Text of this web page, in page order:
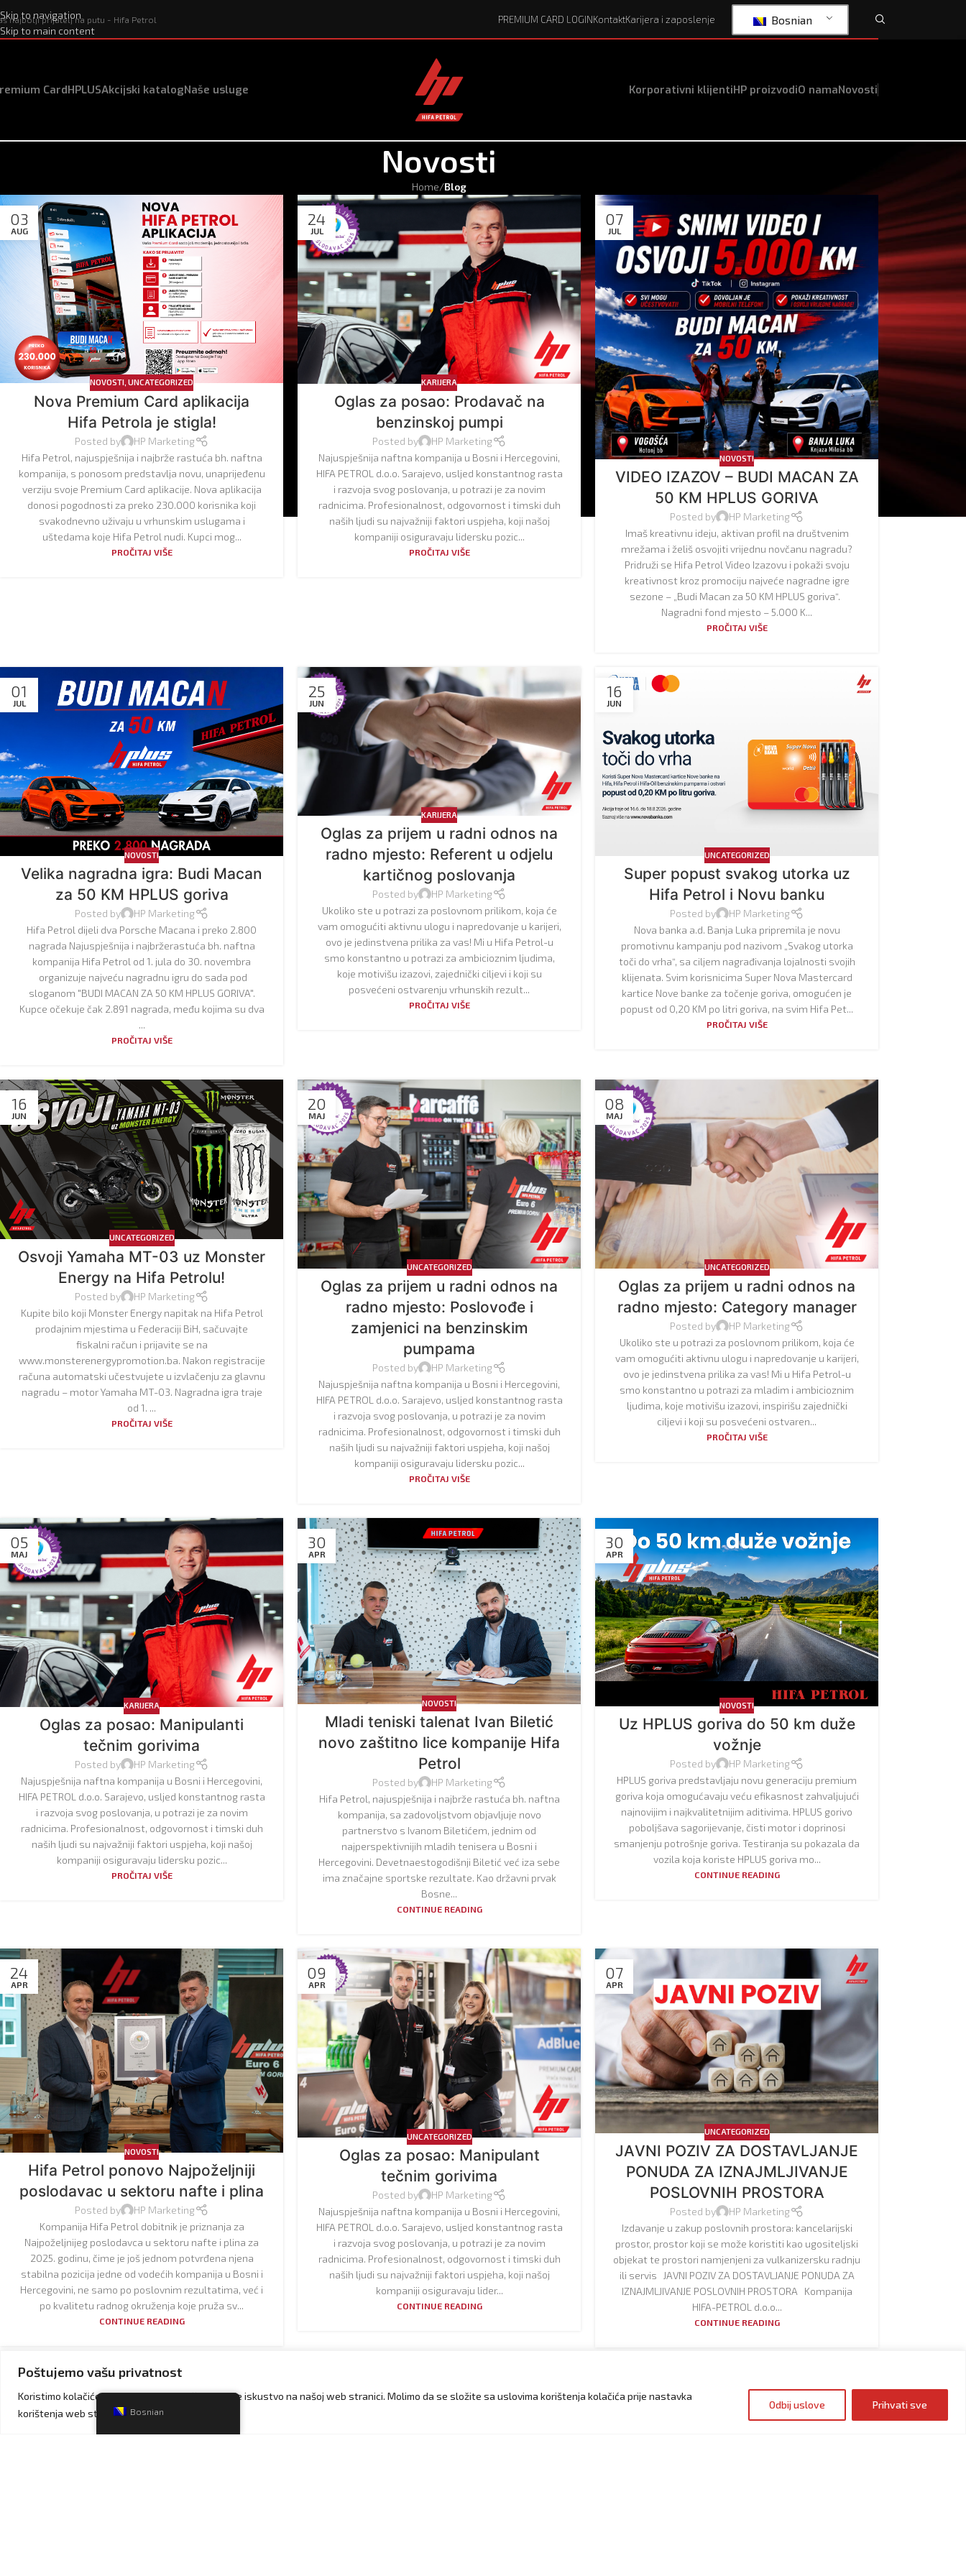
Poštujemo vašu privatnost
Koristimo kolačiće kako bismo vam pružili najbolje iskustvo na našoj web stranici. Molimo da se složite sa uslovima korištenja kolačića prije nastavka
korištenja web stranice.
Odbij uslove Prihvati sve
Skip to navigation
Skip to main content
najbolji prijatelj na putu - Hifa Petrol PREMIUM CARD LOGINKontaktKarijera i zaposlenje Bosnian
CardHPLUSAkcijski katalogNaše usluge Korporativni klijentiHP proizvodiO namaNovosti
Novosti
Home/Blog
03
AUG
NOVOSTI UNCATEGORIZED
Nova Premium Card aplikacija
Hifa Petrola je stigla!
Posted by
HP Marketing
Hifa Petrol, najuspješnija i najbrže rastuća bh. naftna
kompanija, s ponosom predstavlja novu, unaprijeđenu
verziju svoje Premium Card aplikacije. Nova aplikacija
donosi pogodnosti za preko 230.000 korisnika koji
svakodnevno uživaju u vrhunskim uslugama i
uštedama koje Hifa Petrol nudi. Kupci mog...
PROČITAJ VIŠE
24
JUL
KARIJERA
Oglas za posao: Prodavač na
benzinskoj pumpi
Posted by
HP Marketing
Najuspješnija naftna kompanija u Bosni i Hercegovini,
HIFA PETROL d.o.o. Sarajevo, usljed konstantnog rasta
i razvoja svog poslovanja, u potrazi je za novim
radnicima. Profesionalnost, odgovornost i timski duh
naših ljudi su najvažniji faktori uspjeha, koji našoj
kompaniji osiguravaju lidersku pozic...
PROČITAJ VIŠE
07
JUL
NOVOSTI
VIDEO IZAZOV – BUDI MACAN ZA
50 KM HPLUS GORIVA
Posted by
HP Marketing
Imaš kreativnu ideju, aktivan profil na društvenim
mrežama i želiš osvojiti vrijednu novčanu nagradu?
Pridruži se Hifa Petrol Video Izazovu i pokaži svoju
kreativnost kroz promociju najveće nagradne igre
sezone – „Budi Macan za 50 KM HPLUS goriva“.
Nagradni fond mjesto – 5.000 K...
PROČITAJ VIŠE
01
JUL
NOVOSTI
Velika nagradna igra: Budi Macan
za 50 KM HPLUS goriva
Posted by
HP Marketing
Hifa Petrol dijeli dva Porsche Macana i preko 2.800
nagrada Najuspješnija i najbržerastuća bh. naftna
kompanija Hifa Petrol od 1. jula do 30. novembra
organizuje najveću nagradnu igru do sada pod
sloganom "BUDI MACAN ZA 50 KM HPLUS GORIVA".
Kupce očekuje čak 2.891 nagrada, među kojima su dva
...
PROČITAJ VIŠE
25
JUN
KARIJERA
Oglas za prijem u radni odnos na
radno mjesto: Referent u odjelu
kartičnog poslovanja
Posted by
HP Marketing
Ukoliko ste u potrazi za poslovnom prilikom, koja će
vam omogućiti aktivnu ulogu i napredovanje u karijeri,
ovo je jedinstvena prilika za vas! Mi u Hifa Petrol-u
smo konstantno u potrazi za ambicioznim ljudima,
koje motivišu izazovi, zajednički ciljevi i koji su
posvećeni ostvarenju vrhunskih rezult...
PROČITAJ VIŠE
16
JUN
UNCATEGORIZED
Super popust svakog utorka uz
Hifa Petrol i Novu banku
Posted by
HP Marketing
Nova banka a.d. Banja Luka pripremila je novu
promotivnu kampanju pod nazivom „Svakog utorka
toči do vrha“, sa ciljem nagrađivanja lojalnosti svojih
klijenata. Svim korisnicima Super Nova Mastercard
kartice Nove banke za točenje goriva, omogućen je
popust od 0,20 KM po litri goriva, na svim Hifa Pet...
PROČITAJ VIŠE
16
JUN
UNCATEGORIZED
Osvoji Yamaha MT-03 uz Monster
Energy na Hifa Petrolu!
Posted by
HP Marketing
Kupite bilo koji Monster Energy napitak na Hifa Petrol
prodajnim mjestima u Federaciji BiH, sačuvajte
fiskalni račun i prijavite se na
www.monsterenergypromotion.ba. Nakon registracije
računa automatski učestvujete u izvlačenju za glavnu
nagradu – motor Yamaha MT-03. Nagradna igra traje
od 1. ...
PROČITAJ VIŠE
20
MAJ
UNCATEGORIZED
Oglas za prijem u radni odnos na
radno mjesto: Poslovođe i
zamjenici na benzinskim
pumpama
Posted by
HP Marketing
Najuspješnija naftna kompanija u Bosni i Hercegovini,
HIFA PETROL d.o.o. Sarajevo, usljed konstantnog rasta
i razvoja svog poslovanja, u potrazi je za novim
radnicima. Profesionalnost, odgovornost i timski duh
naših ljudi su najvažniji faktori uspjeha, koji našoj
kompaniji osiguravaju lidersku pozic...
PROČITAJ VIŠE
08
MAJ
UNCATEGORIZED
Oglas za prijem u radni odnos na
radno mjesto: Category manager
Posted by
HP Marketing
Ukoliko ste u potrazi za poslovnom prilikom, koja će
vam omogućiti aktivnu ulogu i napredovanje u karijeri,
ovo je jedinstvena prilika za vas! Mi u Hifa Petrol-u
smo konstantno u potrazi za mladim i ambicioznim
ljudima, koje motivišu izazovi, inspirišu zajednički
ciljevi i koji su posvećeni ostvaren...
PROČITAJ VIŠE
05
MAJ
KARIJERA
Oglas za posao: Manipulanti
tečnim gorivima
Posted by
HP Marketing
Najuspješnija naftna kompanija u Bosni i Hercegovini,
HIFA PETROL d.o.o. Sarajevo, usljed konstantnog rasta
i razvoja svog poslovanja, u potrazi je za novim
radnicima. Profesionalnost, odgovornost i timski duh
naših ljudi su najvažniji faktori uspjeha, koji našoj
kompaniji osiguravaju lidersku pozic...
PROČITAJ VIŠE
30
APR
NOVOSTI
Mladi teniski talenat Ivan Biletić
novo zaštitno lice kompanije Hifa
Petrol
Posted by
HP Marketing
Hifa Petrol, najuspješnija i najbrže rastuća bh. naftna
kompanija, sa zadovoljstvom objavljuje novo
partnerstvo s Ivanom Biletićem, jednim od
najperspektivnijih mladih tenisera u Bosni i
Hercegovini. Devetnaestogodišnji Biletić već iza sebe
ima značajne sportske rezultate. Kao državni prvak
Bosne...
CONTINUE READING
30
APR
NOVOSTI
Uz HPLUS goriva do 50 km duže
vožnje
Posted by
HP Marketing
HPLUS goriva predstavljaju novu generaciju premium
goriva koja omogućavaju veću efikasnost zahvaljujući
najnovijim i najkvalitetnijim aditivima. HPLUS gorivo
poboljšava sagorijevanje, čisti motor i doprinosi
smanjenju potrošnje goriva. Testiranja su pokazala da
vozila koja koriste HPLUS goriva mo...
CONTINUE READING
24
APR
NOVOSTI
Hifa Petrol ponovo Najpoželjniji
poslodavac u sektoru nafte i plina
Posted by
HP Marketing
Kompanija Hifa Petrol dobitnik je priznanja za
Najpoželjnijeg poslodavca u sektoru nafte i plina za
2025. godinu, čime je još jednom potvrđena njena
stabilna pozicija jedne od vodećih kompanija u Bosni i
Hercegovini, ne samo po poslovnim rezultatima, već i
po kvalitetu radnog okruženja koje pruža sv...
CONTINUE READING
09
APR
UNCATEGORIZED
Oglas za posao: Manipulant
tečnim gorivima
Posted by
HP Marketing
Najuspješnija naftna kompanija u Bosni i Hercegovini,
HIFA PETROL d.o.o. Sarajevo, usljed konstantnog rasta
i razvoja svog poslovanja, u potrazi je za novim
radnicima. Profesionalnost, odgovornost i timski duh
naših ljudi su najvažniji faktori uspjeha, koji našoj
kompaniji osiguravaju lider...
CONTINUE READING
07
APR
UNCATEGORIZED
ЈАVNI POZIV ZA DOSTAVLJANJE
PONUDA ZA IZNAJMLJIVANJE
POSLOVNIH PROSTORA
Posted by
HP Marketing
Izdavanje u zakup poslovnih prostora: kancelarijski
prostor, prostor koji se može koristiti kao ugositeljski
objekat te prostori namjenjeni za vulkanizersku radnju
ili servis ЈАVNI POZIV ZA DOSTAVLJANJE PONUDA ZA
IZNAJMLJIVANJE POSLOVNIH PROSTORA Kompanija
HIFA-PETROL d.o.o...
CONTINUE READING
APR APR APR
Bosnian